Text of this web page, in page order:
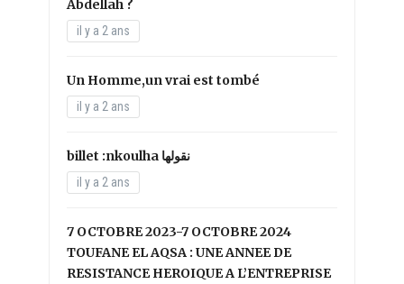
Abdellah ?
il y a 2 ans
Un Homme,un vrai est tombé
il y a 2 ans
il y a 2 ans
7 OCTOBRE 2023-7 OCTOBRE 2024
TOUFANE EL AQSA : UNE ANNEE DE
RESISTANCE HEROIQUE A L’ENTREPRISE